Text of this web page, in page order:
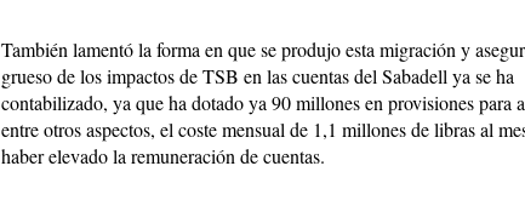
También lamentó la forma en que se produjo esta migración y
grueso de los impactos de TSB en las cuentas del Sabadell ya se ha
contabilizado, ya que ha dotado ya 90 millones en provisiones para
entre otros aspectos, el coste mensual de 1,1 millones de libras al
haber elevado la remuneración de cuentas.